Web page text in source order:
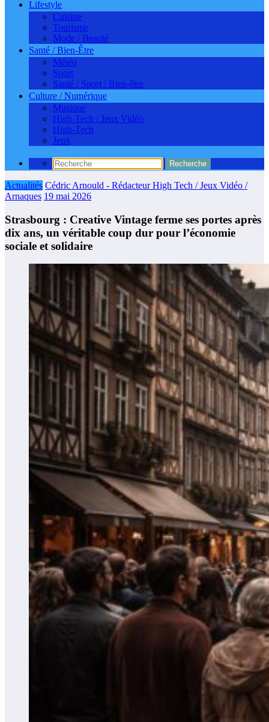
Lifestyle
Cuisine
Tourisme
Mode / Beauté
Santé / Bien-Être
Météo
Sport
Santé / Sport / Bien-être
Culture / Numérique
Musique
High-Tech / Jeux Vidéo
High-Tech
Jeux
Actualités Cédric Arnould - Rédacteur High Tech / Jeux Vidéo /
Arnaques 19 mai 2026
Strasbourg : Creative Vintage ferme ses portes après
dix ans, un véritable coup dur pour l’économie
sociale et solidaire